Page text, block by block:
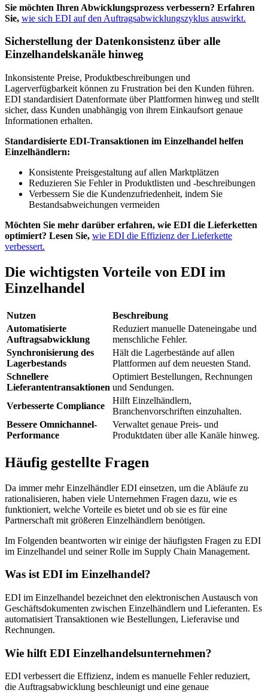
Sie möchten Ihren Abwicklungsprozess verbessern? Erfahren
Sie, wie sich EDI auf den Auftragsabwicklungszyklus auswirkt.
Sicherstellung der Datenkonsistenz über alle
Einzelhandelskanäle hinweg
Inkonsistente Preise, Produktbeschreibungen und
Lagerverfügbarkeit können zu Frustration bei den Kunden führen.
EDI standardisiert Datenformate über Plattformen hinweg und stellt
sicher, dass Kunden unabhängig von ihrem Einkaufsort genaue
Informationen erhalten.
Standardisierte EDI-Transaktionen im Einzelhandel helfen
Einzelhändlern:
Konsistente Preisgestaltung auf allen Marktplätzen
Reduzieren Sie Fehler in Produktlisten und -beschreibungen
Verbessern Sie die Kundenzufriedenheit, indem Sie
Bestandsabweichungen vermeiden
Möchten Sie mehr darüber erfahren, wie EDI die Lieferketten
optimiert? Lesen Sie, wie EDI die Effizienz der Lieferkette
verbessert.
Die wichtigsten Vorteile von EDI im
Einzelhandel
Nutzen
Beschreibung
Automatisierte
Auftragsabwicklung
Reduziert manuelle Dateneingabe und
menschliche Fehler.
Synchronisierung des
Lagerbestands
Hält die Lagerbestände auf allen
Plattformen auf dem neuesten Stand.
Schnellere
Lieferantentransaktionen
Optimiert Bestellungen, Rechnungen
und Sendungen.
Verbesserte Compliance
Hilft Einzelhändlern,
Branchenvorschriften einzuhalten.
Bessere Omnichannel-
Performance
Verwaltet genaue Preis- und
Produktdaten über alle Kanäle hinweg.
Häufig gestellte Fragen
Da immer mehr Einzelhändler EDI einsetzen, um die Abläufe zu
rationalisieren, haben viele Unternehmen Fragen dazu, wie es
funktioniert, welche Vorteile es bietet und ob sie es für eine
Partnerschaft mit größeren Einzelhändlern benötigen.
Im Folgenden beantworten wir einige der häufigsten Fragen zu EDI
im Einzelhandel und seiner Rolle im Supply Chain Management.
Was ist EDI im Einzelhandel?
EDI im Einzelhandel bezeichnet den elektronischen Austausch von
Geschäftsdokumenten zwischen Einzelhändlern und Lieferanten. Es
automatisiert Transaktionen wie Bestellungen, Lieferavise und
Rechnungen.
Wie hilft EDI Einzelhandelsunternehmen?
EDI verbessert die Effizienz, indem es manuelle Fehler reduziert,
die Auftragsabwicklung beschleunigt und eine genaue